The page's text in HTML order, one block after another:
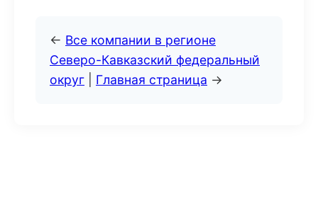
← Все компании в регионе
Северо-Кавказский федеральный
округ
Главная страница →